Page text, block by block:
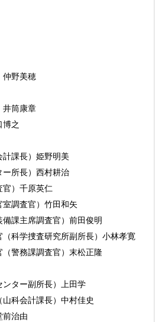
野美穂
筒康章
之
課長）姫野明美
所長）西村耕治
）千原英仁
調査官）竹田和矢
課主席調査官）前田俊明
科学捜査研究所副所長）小林孝寛
警務課調査官）末松正隆
ター副所長）上田学
科会計課長）中村佳史
治由